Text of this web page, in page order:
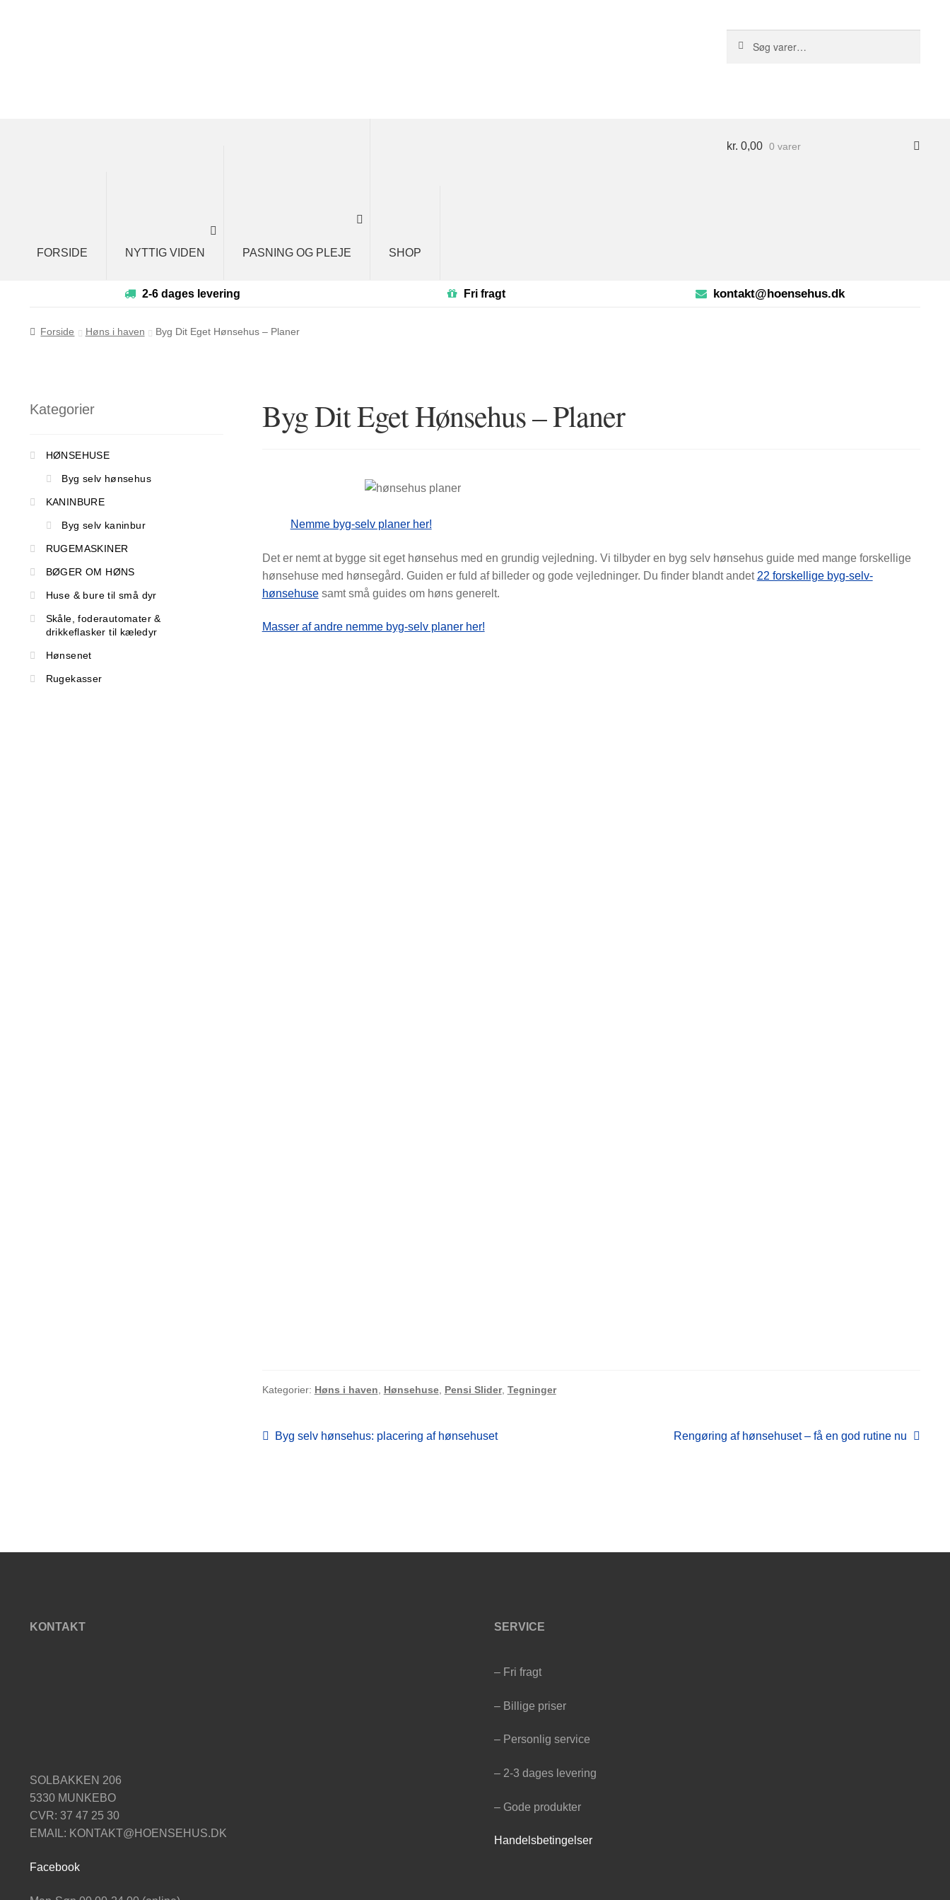
efter:
FORSIDE NYTTIG VIDEN PASNING OG PLEJE SHOP
kr. 0,00 0 varer
2-6 dages levering Fri fragt kontakt@hoensehus.dk
Forside Høns i haven Byg Dit Eget Hønsehus – Planer
Byg Dit Eget Hønsehus – Planer
Nemme byg-selv planer her!
Det er nemt at bygge sit eget hønsehus med en grundig vejledning. Vi tilbyder en byg selv hønsehus guide med mange forskellige
hønsehuse med hønsegård. Guiden er fuld af billeder og gode vejledninger. Du finder blandt andet 22 forskellige byg-selv-
hønsehusesamt små guides om høns generelt.
Masser af andre nemme byg-selv planer her!
Kategorier: Høns i haven, Hønsehuse, Pensi Slider, Tegninger
Indlægsnavigation
Forrige
Byg selv hønsehus: placering af hønsehuset
Næste
Rengøring af hønsehuset – få en god rutine nu
Kategorier
HØNSEHUSE
Byg selv hønsehus
KANINBURE
Byg selv kaninbur
RUGEMASKINER
BØGER OM HØNS
Huse & bure til små dyr
Skåle, foderautomater &
drikkeflasker til kæledyr
Hønsenet
Rugekasser
KONTAKT
SOLBAKKEN 206
5330 MUNKEBO
CVR: 37 47 25 30
EMAIL: KONTAKT@HOENSEHUS.DK
Facebook
SERVICE
– Fri fragt
– Billige priser
– Personlig service
– 2-3 dages levering
– Gode produkter
Handelsbetingelser